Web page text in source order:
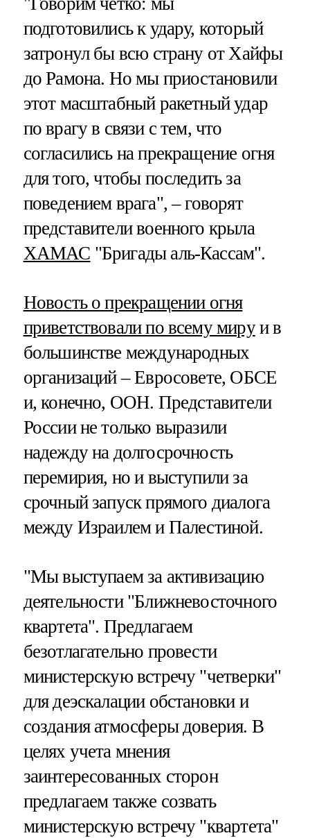
подготовились к удару, который
затронул бы всю страну от Хайфы
до Рамона. Но мы приостановили
этот масштабный ракетный удар
по врагу в связи с тем, что
согласились на прекращение огня
для того, чтобы последить за
поведением врага", – говорят
представители военного крыла
ХАМАС "Бригады аль-Кассам".
Новость о прекращении огня
приветствовали по всему мируи в
большинстве международных
организаций – Евросовете, ОБСЕ
и, конечно, ООН. Представители
России не только выразили
надежду на долгосрочность
перемирия, но и выступили за
срочный запуск прямого диалога
между Израилем и Палестиной.
"Мы выступаем за активизацию
деятельности "Ближневосточного
квартета". Предлагаем
безотлагательно провести
министерскую встречу "четверки"
для деэскалации обстановки и
создания атмосферы доверия. В
целях учета мнения
заинтересованных сторон
предлагаем также созвать
министерскую встречу "квартета"